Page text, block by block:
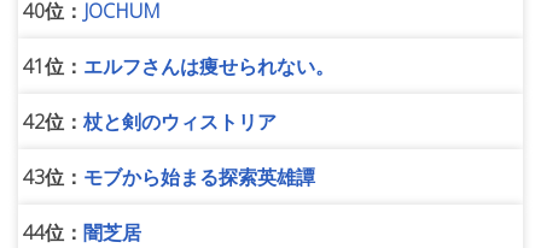
40位： JOCHUM
41位： エルフさんは痩せられない。
42位： 杖と剣のウィストリア
43位： モブから始まる探索英雄譚
44位： 闇芝居